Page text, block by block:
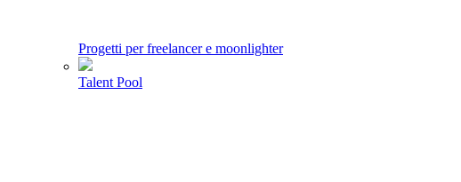
Progetti per freelancer e moonlighter
Talent Pool